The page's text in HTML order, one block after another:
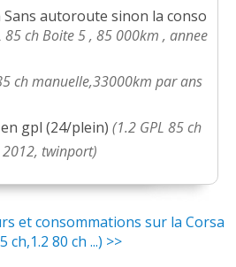
autoroute sinon la conso
85 ch Boite 5 , 85 000km , annee
ch manuelle,33000km par ans
gpl (24/plein)(1.2 GPL 85 ch
twinport)
et consommations sur la Corsa
ch,1.2 80 ch ...) >>